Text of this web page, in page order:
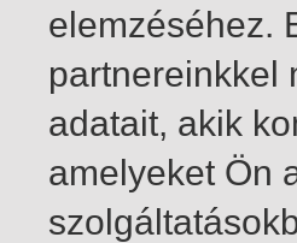
elemzéséhez.
partnereinkkel
adatait, akik
amelyeket Ön